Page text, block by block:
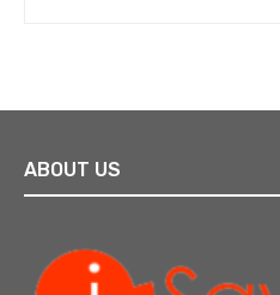
ABOUT US